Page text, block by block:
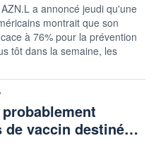
a annoncé jeudi qu'une
montrait que son
à 76% pour la prévention
tôt dans la semaine, les
de vaccin destiné…